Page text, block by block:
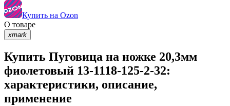
Купить на Ozon
О товаре
xmark
Купить Пуговица на ножке 20,3мм
фиолетовый 13-1118-125-2-32:
характеристики, описание,
применение